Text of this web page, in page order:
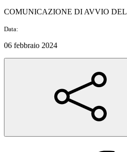
COMUNICAZIONE DI AVVIO
Data:
06 febbraio 2024